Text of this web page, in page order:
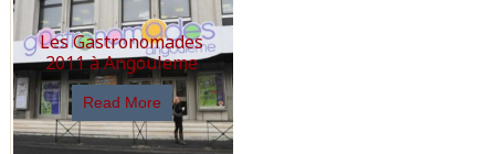
Les Gastronomades
2011 à Angouleme
Read More